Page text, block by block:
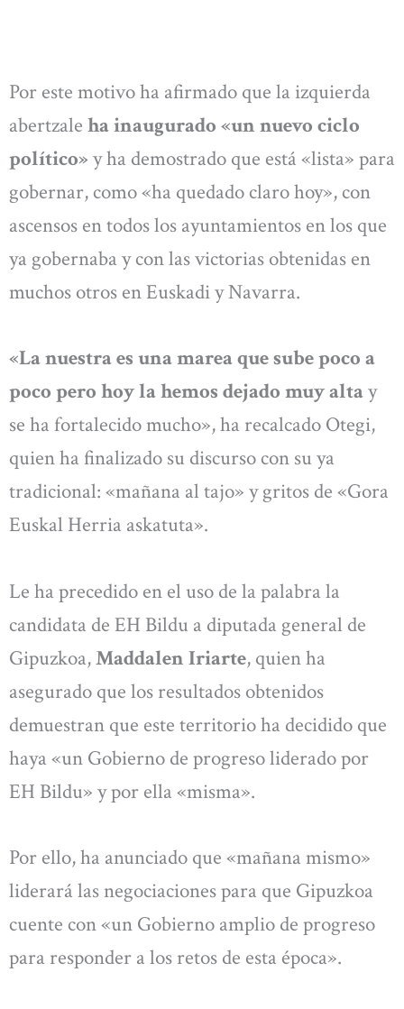
Por este motivo ha afirmado que la izquierda
abertzale ha inaugurado «un nuevo ciclo
político» y ha demostrado que está «lista» para
gobernar, como «ha quedado claro hoy», con
ascensos en todos los ayuntamientos en los que
ya gobernaba y con las victorias obtenidas en
muchos otros en Euskadi y Navarra.
«La nuestra es una marea que sube poco a
poco pero hoy la hemos dejado muy altay
se ha fortalecido mucho», ha recalcado Otegi,
quien ha finalizado su discurso con su ya
tradicional: «mañana al tajo» y gritos de «Gora
Euskal Herria askatuta».
Le ha precedido en el uso de la palabra la
candidata de EH Bildu a diputada general de
Gipuzkoa,Maddalen Iriarte, quien ha
asegurado que los resultados obtenidos
demuestran que este territorio ha decidido que
haya «un Gobierno de progreso liderado por
EH Bildu» y por ella «misma».
Por ello, ha anunciado que «mañana mismo»
liderará las negociaciones para que Gipuzkoa
cuente con «un Gobierno amplio de progreso
para responder a los retos de esta época».